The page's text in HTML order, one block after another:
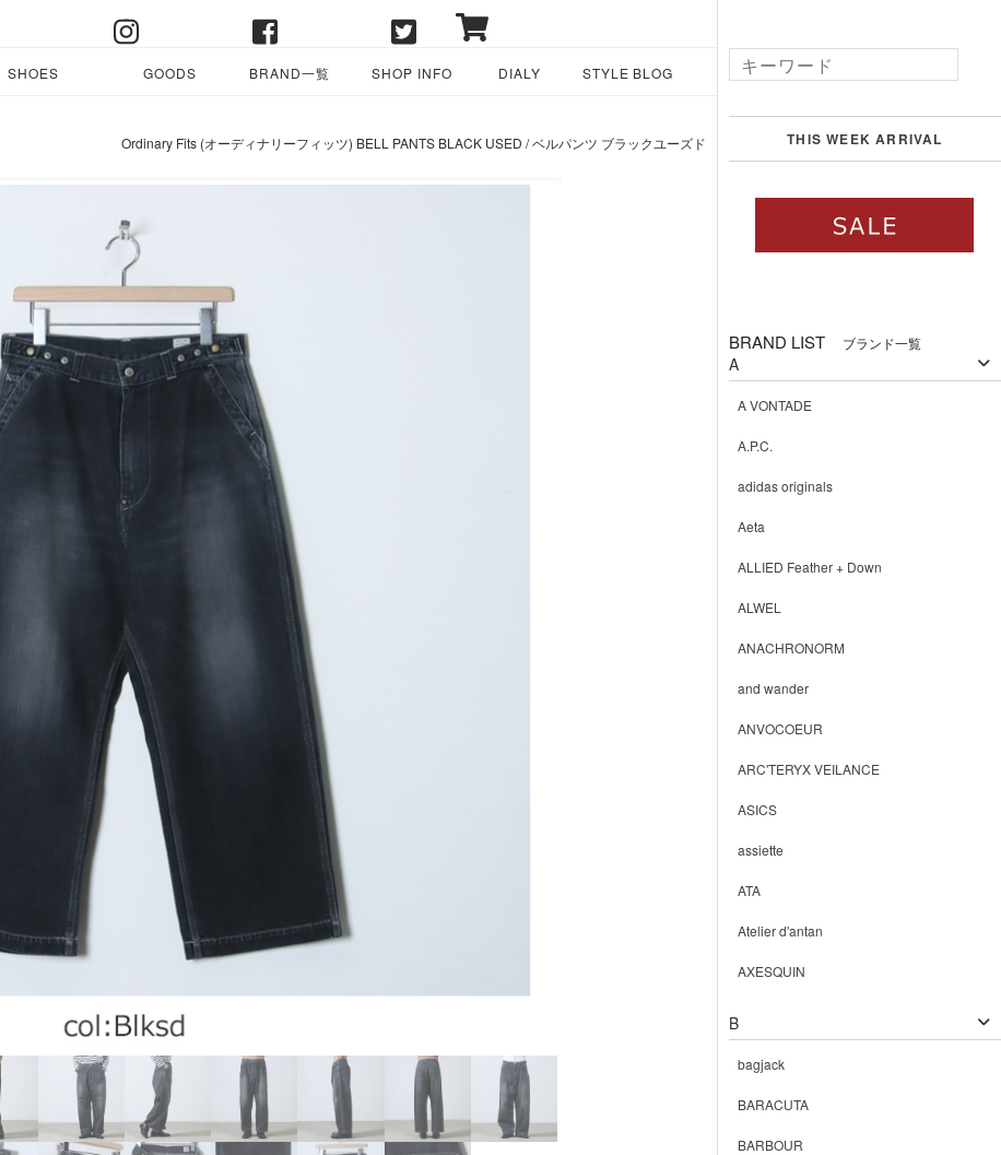
SHOES GOODS BRAND一覧 SHOP INFO DIALY STYLE BLOG
Ordinary Fits (オーディナリーフィッツ) BELL PANTS BLACK USED / ベルパンツ ブラックユーズド THIS WEEK ARRIVAL
BRAND LIST ブランド一覧
A
A VONTADE
A.P.C.
adidas originals
Aeta
ALLIED Feather + Down
ALWEL
ANACHRONORM
and wander
ANVOCOEUR
ARC'TERYX VEILANCE
ASICS
assiette
ATA
Atelier d'antan
AXESQUIN
B
bagjack
BARACUTA
BARBOUR